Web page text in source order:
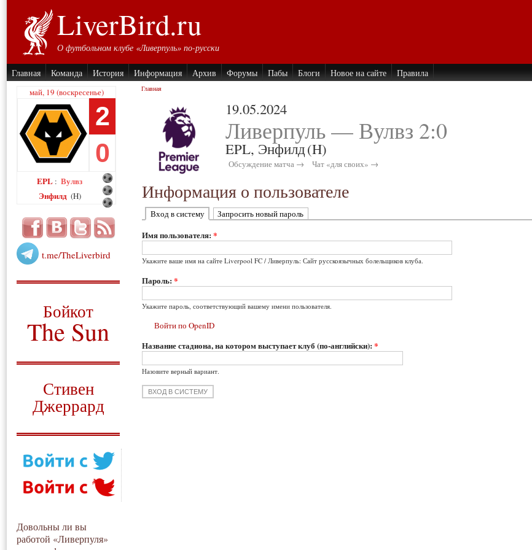
LiverBird.ru
О футбольном клубе «Ливерпуль» по-русски
Главная Команда История Информация Архив Форумы Пабы Блоги Новое на сайте Правила
май, 19 (воскресенье)
2
0
EPL : Вулвз
Энфилд (H)
t.me/TheLiverbird
Бойкот
The Sun
Стивен
Джеррард
Довольны ли вы
работой «Ливерпуля»
Главная
19.05.2024
Ливерпуль — Вулвз 2:0
EPL, Энфилд(H)
Обсуждение матча → Чат «для своих» →
Информация о пользователе
Вход в систему Запросить новый пароль
Имя пользователя:*
Укажите ваше имя на сайте Liverpool FC / Ливерпуль: Сайт русскоязычных болельщиков клуба.
Пароль:*
Укажите пароль, соответствующий вашему имени пользователя.
Войти по OpenID
Название стадиона, на котором выступает клуб (по-английски):*
Назовите верный вариант.